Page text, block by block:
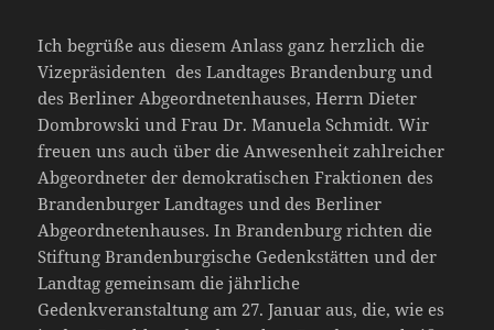
Ich begrüße aus diesem Anlass ganz herzlich die
Vizepräsidenten des Landtages Brandenburg und
des Berliner Abgeordnetenhauses, Herrn Dieter
Dombrowski und Frau Dr. Manuela Schmidt. Wir
freuen uns auch über die Anwesenheit zahlreicher
Abgeordneter der demokratischen Fraktionen des
Brandenburger Landtages und des Berliner
Abgeordnetenhauses. In Brandenburg richten die
Stiftung Brandenburgische Gedenkstätten und der
Landtag gemeinsam die jährliche
Gedenkveranstaltung am 27. Januar aus, die, wie es